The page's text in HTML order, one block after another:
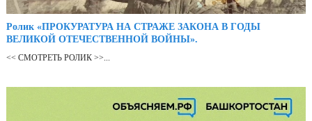
Ролик «ПРОКУРАТУРА НА СТРАЖЕ ЗАКОНА В ГОДЫ
ВЕЛИКОЙ ОТЕЧЕСТВЕННОЙ ВОЙНЫ».
<< СМОТРЕТЬ РОЛИК >>...